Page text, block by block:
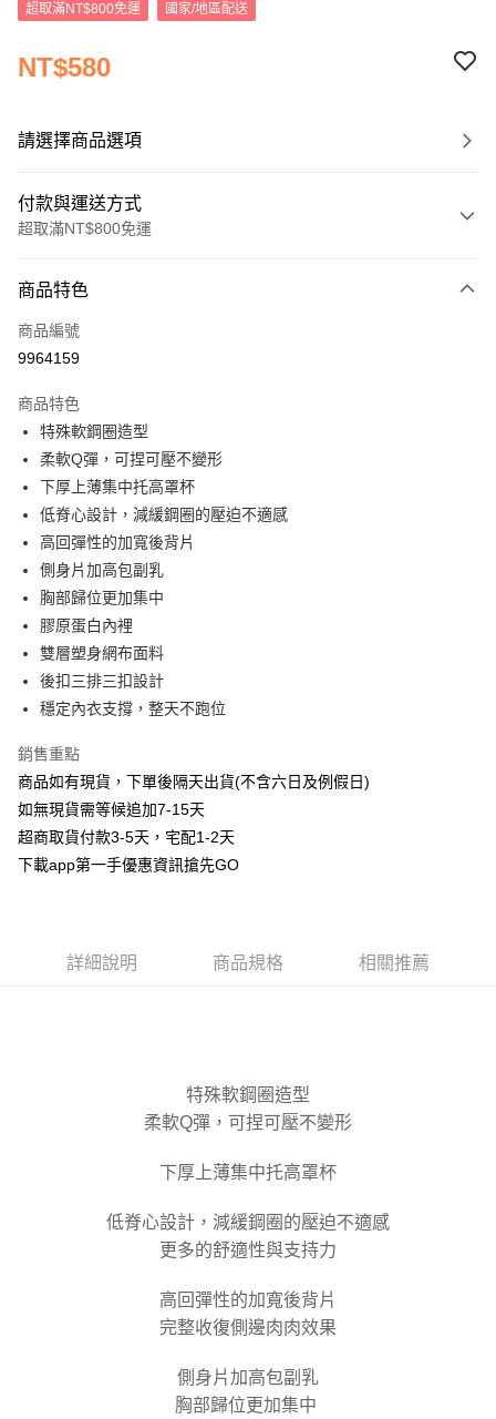
超取滿NT$800免運 國家/地區配送
NT$580
請選擇商品選項
付款與運送方式
超取滿NT$800免運
信用卡一次付款
信用卡分期付款
合作金庫商業銀行
華南商業銀行
上海商業儲蓄銀行
國泰世華商業銀行
臺灣中小企業銀行
台中商業銀行
匯豐（台灣）商業銀行
聯邦商業銀行
元大商業銀行
玉山商業銀行
台新國際商業銀行
台灣樂天信用卡公司
6 期 0 利率 每期
華南商業銀行
上海商業儲蓄銀行
國泰世華商業銀行
兆豐國際商業銀行
臺灣中小企業銀行
匯豐（台灣）商業銀行
聯邦商業銀行
元大商業銀行
玉山商業銀行
台新國際商業銀行
台灣樂天信用卡公司
超商取貨付款
LINE Pay
Apple Pay
街口支付
悠遊付
AFTEE先享後付
相關說明
【關於「AFTEE先享後付」】
便利好安心！
１．簡單：不需註冊會員、不需綁卡、不需儲值。
２．便利：只要手機號碼，簡訊認證，即可結帳。
３．安心：先確認商品／服務後，再付款。
１．於結帳方式選擇「AFTEE先享後付」後，將跳轉至「AFTEE先享後付」
ATM／網路銀行／等多元方式進行付款，方視為交易完成。
※ 請注意：結帳手續完成當下不需立刻繳費，但若您需要取消訂單，請聯絡
１．透過由恩沛科技股份有限公司提供之「AFTEE先享後付」服務完成之交
權轉讓予恩沛科技股份有限公司。
https://aftee.tw/terms/#terms3
３．未成年的使用者請事先徵得法定代理人或監護人之同意方可使用
「AFTEE先享後付」，若未經同意申辦者引起之損失，本公司不負相關責
４．使用「AFTEE先享後付」時，將依據個別帳號之用戶狀況，依本公司即
時審查核予不同之上限額度；若仍有額度不足之情形，本公司將視審查結果
請求用戶進行身份認證。
恩沛科技股份有限公司將有權停止該用戶之使用額度並採取法律行動。
運送方式
全家取貨付款
每筆NT$100，滿NT$800(含以上)免運費
7-11取貨付款
每筆NT$100，滿NT$800(含以上)免運費
商品特色
商品編號
9964159
商品特色
特殊軟鋼圈造型
柔軟Q彈，可捏可壓不變形
下厚上薄集中托高罩杯
低脊心設計，減緩鋼圈的壓迫不適感
高回彈性的加寬後背片
側身片加高包副乳
胸部歸位更加集中
膠原蛋白內裡
雙層塑身網布面料
後扣三排三扣設計
穩定內衣支撐，整天不跑位
銷售重點
商品如有現貨，下單後隔天出貨(不含六日及例假日)
如無現貨需等候追加7-15天
超商取貨付款3-5天，宅配1-2天
下載app第一手優惠資訊搶先GO
詳細說明 商品規格 相關推薦
特殊軟鋼圈造型
柔軟Q彈，可捏可壓不變形
下厚上薄集中托高罩杯
低脊心設計，減緩鋼圈的壓迫不適感
更多的舒適性與支持力
高回彈性的加寬後背片
完整收復側邊肉肉效果
側身片加高包副乳
胸部歸位更加集中